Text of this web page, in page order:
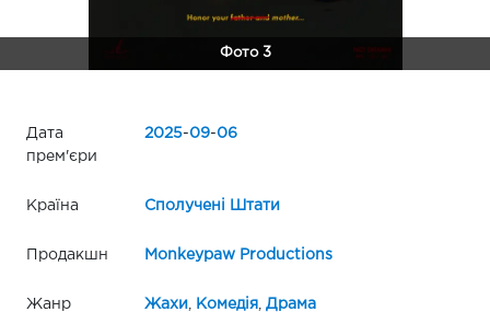
Фото 3
Дата
прем'єри
2025-09-06
Країна Сполучені Штати
Продакшн Monkeypaw Productions
Жанр Жахи Комедія, Драма